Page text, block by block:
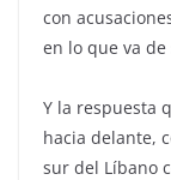
con
en lo que va de
Y la respuesta
hacia delante,
sur del Líbano